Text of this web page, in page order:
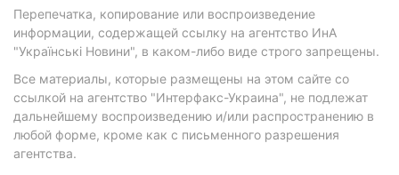
Перепечатка, копирование или воспроизведение
информации, содержащей ссылку на агентство ИнА
"Українські Новини", в каком-либо виде строго запрещены.
Все материалы, которые размещены на этом сайте со
ссылкой на агентство "Интерфакс-Украина", не подлежат
дальнейшему воспроизведению и/или распространению в
любой форме, кроме как с письменного разрешения
агентства.